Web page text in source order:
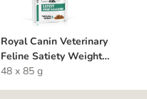
Royal Canin Veterinary
Feline Satiety Weight
Management in Soße
48 x 85 g